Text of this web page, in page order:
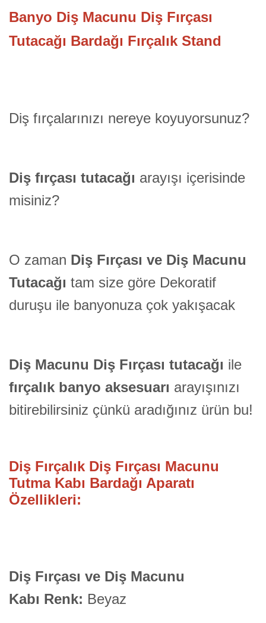
Banyo Diş Macunu Diş Fırçası
Tutacağı Bardağı Fırçalık Stand
Diş fırçalarınızı nereye koyuyorsunuz?
Diş fırçası tutacağı arayışı içerisinde
misiniz?
O zaman Diş Fırçası ve Diş Macunu
Tutacağı tam size göre Dekoratif
duruşu ile banyonuza çok yakışacak
Diş Macunu Diş Fırçası tutacağı ile
fırçalık banyo aksesuarı arayışınızı
bitirebilirsiniz çünkü aradığınız ürün bu!
Diş Fırçalık Diş Fırçası Macunu
Tutma Kabı Bardağı Aparatı
Özellikleri:
Diş Fırçası ve Diş Macunu
Kabı Renk: Beyaz